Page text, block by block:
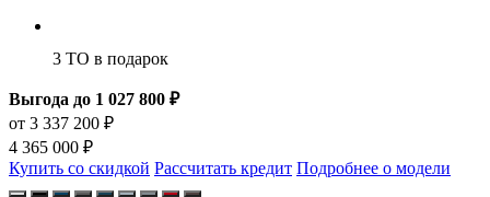
3 ТО в подарок
Выгода до 1 027 800 ₽
от 3 337 200 ₽
4 365 000 ₽
Купить со скидкой Рассчитать кредит Подробнее о модели